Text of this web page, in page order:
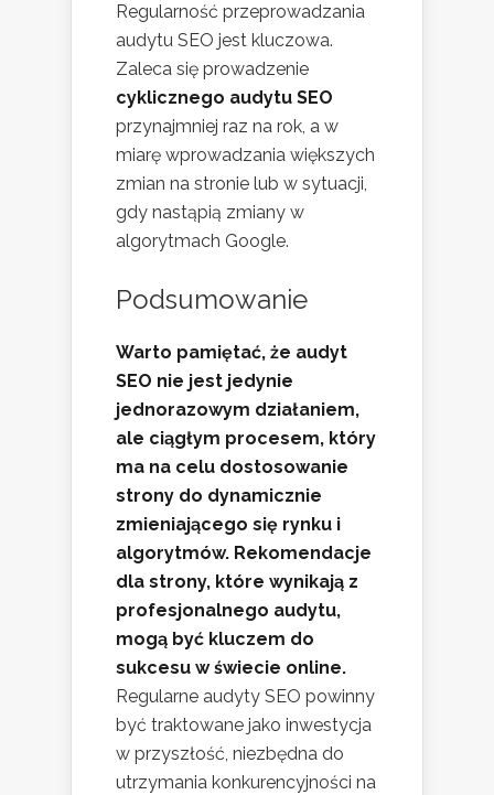
Regularność przeprowadzania
audytu SEO jest kluczowa.
Zaleca się prowadzenie
cyklicznego audytu SEO
przynajmniej raz na rok, a w
miarę wprowadzania większych
zmian na stronie lub w sytuacji,
gdy nastąpią zmiany w
algorytmach Google.
Podsumowanie
Warto pamiętać, że audyt
SEO nie jest jedynie
jednorazowym działaniem,
ale ciągłym procesem, który
ma na celu dostosowanie
strony do dynamicznie
zmieniającego się rynku i
algorytmów. Rekomendacje
dla strony, które wynikają z
profesjonalnego audytu,
mogą być kluczem do
sukcesu w świecie online.
Regularne audyty SEO powinny
być traktowane jako inwestycja
w przyszłość, niezbędna do
utrzymania konkurencyjności na